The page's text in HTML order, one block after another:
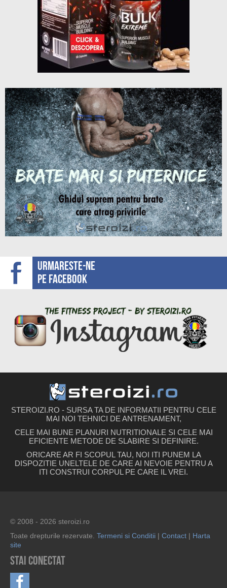
Urmareste-ne
pe facebook
STEROIZI.RO - SURSA TA DE INFORMATII PENTRU CELE
MAI NOI TEHNICI DE ANTRENAMENT,
CELE MAI BUNE PLANURI NUTRITIONALE SI CELE MAI
EFICIENTE METODE DE SLABIRE SI DEFINIRE.
ORICARE AR FI SCOPUL TAU, NOI ITI PUNEM LA
DISPOZITIE UNELTELE DE CARE AI NEVOIE PENTRU A
ITI CONSTRUI CORPUL PE CARE IL VREI.
© 2008 - 2026 steroizi.ro
Toate drepturile rezervate. Termeni si Conditii | Contact | Harta
site
Stai conectat